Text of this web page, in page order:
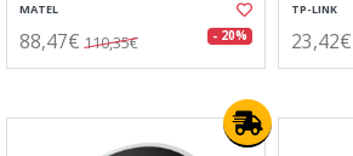
MATEL
88,47€ 110,35€ - 20%
TP-LINK
23,42€